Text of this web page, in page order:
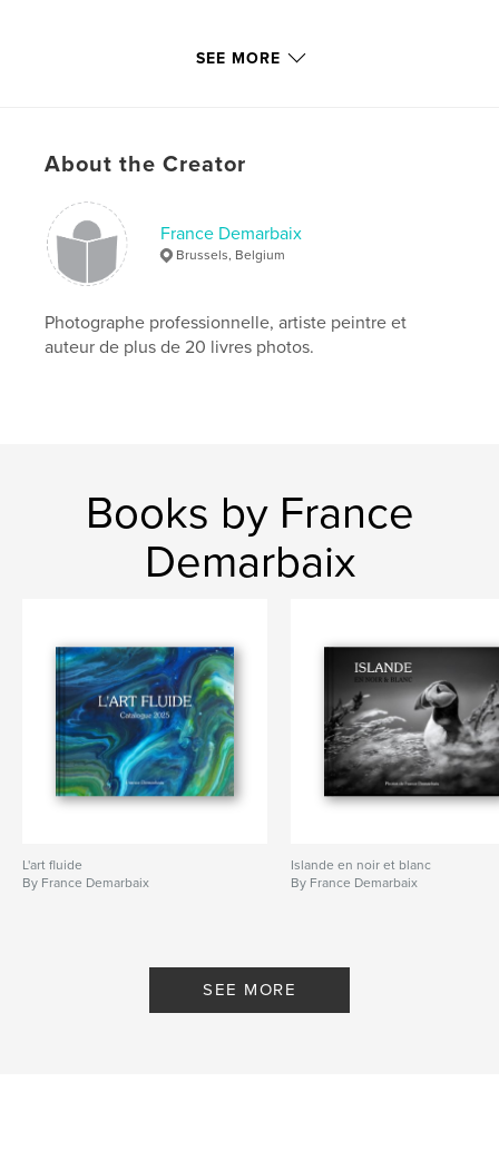
http://www.photovoyage.org
Primary Category: Arts & Photography Books
Project Option:
cm
# of Pages:
164
Publish Date:
LanguageFrench
Keywords
SEE MORE
About the Creator
France Demarbaix
Brussels, Belgium
Photographe professionnelle, artiste peintre et
auteur de plus de 20 livres photos.
Books by France
Demarbaix
L'art fluide
By France Demarbaix
Islande en noir et blanc
By France Demarbaix
SEE MORE